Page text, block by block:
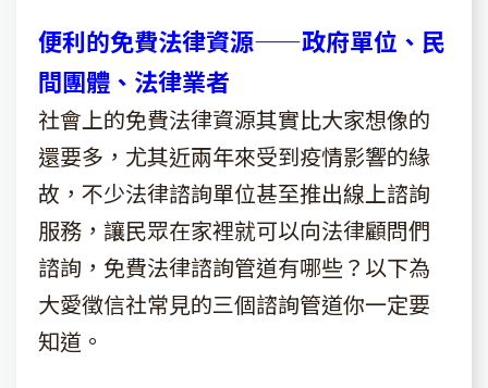
便利的免費法律資源——政府單位、民
間團體、法律業者
社會上的免費法律資源其實比大家想像的
還要多，尤其近兩年來受到疫情影響的緣
故，不少法律諮詢單位甚至推出線上諮詢
服務，讓民眾在家裡就可以向法律顧問們
諮詢，免費法律諮詢管道有哪些？以下為
大愛徵信社常見的三個諮詢管道你一定要
知道。